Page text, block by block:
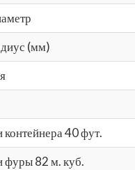
(мм)
контейнера 40 фут.
фуры 82 м. куб.